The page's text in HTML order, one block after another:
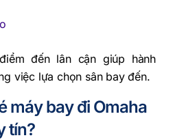
đến lân cận giúp hành
việc lựa chọn sân bay đến.
máy bay đi Omaha
tín?